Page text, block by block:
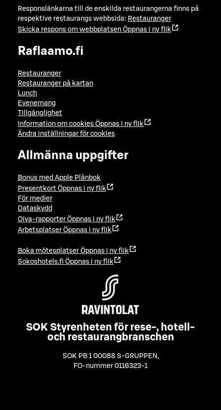
Responslänkarna till de enskilda restaurangerna finns på
respektive restaurangs webbsida: Restauranger
Skicka respons om webbplatsen Öppnas i ny flik
Raflaamo.fi
Restauranger
Restauranger på kartan
Lunch
Evenemang
Tillgänglighet
Information om cookies Öppnas i ny flik
Ändra inställningar för cookies
Allmänna uppgifter
Bonus med Apple Plånbok
Presentkort Öppnas i ny flik
För medier
Dataskydd
Oiva-rapporter Öppnas i ny flik
Arbetsplatser Öppnas i ny flik
Boka mötesplatser Öppnas i ny flik
Sokoshotels.fi Öppnas i ny flik
SOK Styrenheten för rese-, hotell-
och restaurangbranschen
SOK PB 1 00088 S-GRUPPEN ,
FO-nummer 0116323-1